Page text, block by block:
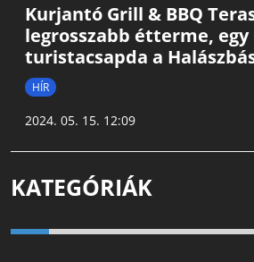
Kurjantó Grill & BBQ
legrosszabb étterme, egy
turistacsapda a
HÍR
2024. 05. 15. 12:09
KATEGÓRIÁK